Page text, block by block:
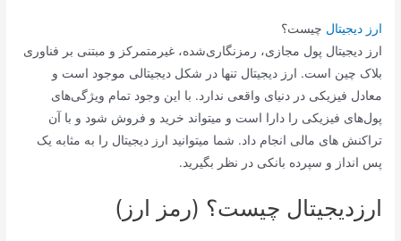
ارز دیجیتال چیست؟
ارز دیجیتال پول مجازی، رمزنگاری‌شده، غیرمتمرکز و مبتنی بر فناوری
بلاک چین است. ارز دیجیتال تنها در شکل دیجیتالی موجود است و
معادل فیزیکی در دنیای واقعی ندارد. با این وجود تمام ویژگی‌های
پول‌های فیزیکی را دارا است و میتواند خرید و فروش شود و با آن
تراکنش های مالی انجام داد. شما میتوانید ارز دیجیتال را به مثابه یک
پس انداز و سپرده بانکی در نظر بگیرید.
ارزدیجیتال چیست؟ (رمز ارز)